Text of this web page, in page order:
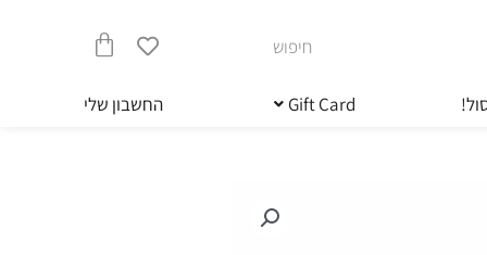
חיפוש
עגלת
קניות
Gift Card החשבון שלי